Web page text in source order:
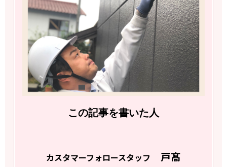
この記事を書いた人
カスタマーフォロースタッフ 戸髙